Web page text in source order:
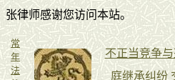
张律师感谢您访问本站。